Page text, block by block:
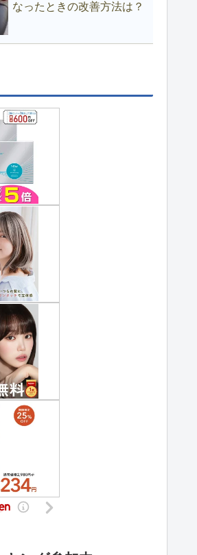
なったときの改善方法は？